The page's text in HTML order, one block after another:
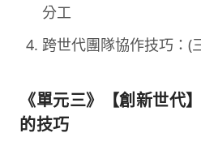
分工
跨世代團隊協作技巧：(
《單元三》【創新世代
的技巧